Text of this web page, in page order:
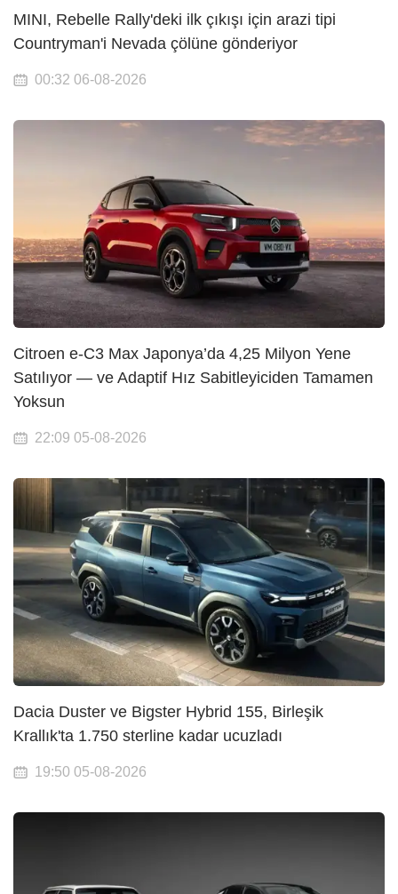
MINI, Rebelle Rally'deki ilk çıkışı için arazi tipi
Countryman'i Nevada çölüne gönderiyor
00:32 06-08-2026
Citroen e-C3 Max Japonya’da 4,25 Milyon Yene
Satılıyor — ve Adaptif Hız Sabitleyiciden Tamamen
Yoksun
22:09 05-08-2026
Dacia Duster ve Bigster Hybrid 155, Birleşik
Krallık'ta 1.750 sterline kadar ucuzladı
19:50 05-08-2026